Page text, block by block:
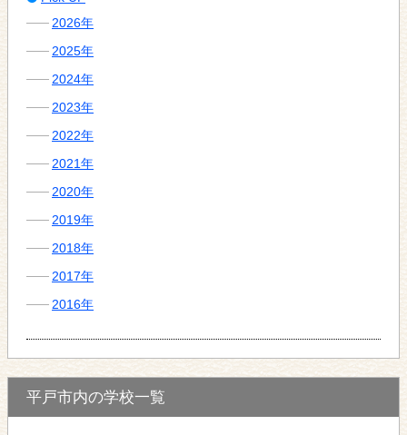
2026年
2025年
2024年
2023年
2022年
2021年
2020年
2019年
2018年
2017年
2016年
平戸市内の学校一覧